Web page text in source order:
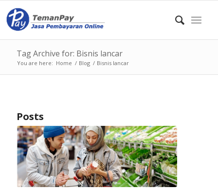
Tag Archive for: Bisnis lancar
You are here: Home / Blog / Bisnis lancar
Posts